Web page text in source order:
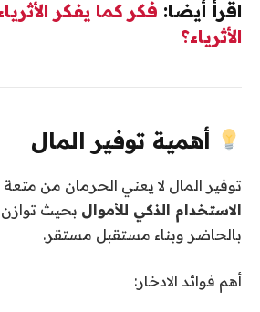
اقرأ أيضا: فكر كما يفكر
الأثرياء؟
أهمية توفير المال
توفير المال لا يعني الحرمان من متعة
الاستخدام الذكي للأموال بحيث توازن
بالحاضر وبناء مستقبل مستقر.
أهم فوائد الادخار: